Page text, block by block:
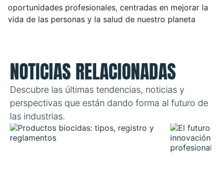
oportunidades profesionales, centradas en mejorar la
vida de las personas y la salud de nuestro planeta
NOTICIAS RELACIONADAS
Descubre las últimas tendencias, noticias y
perspectivas que están dando forma al futuro de
las industrias.